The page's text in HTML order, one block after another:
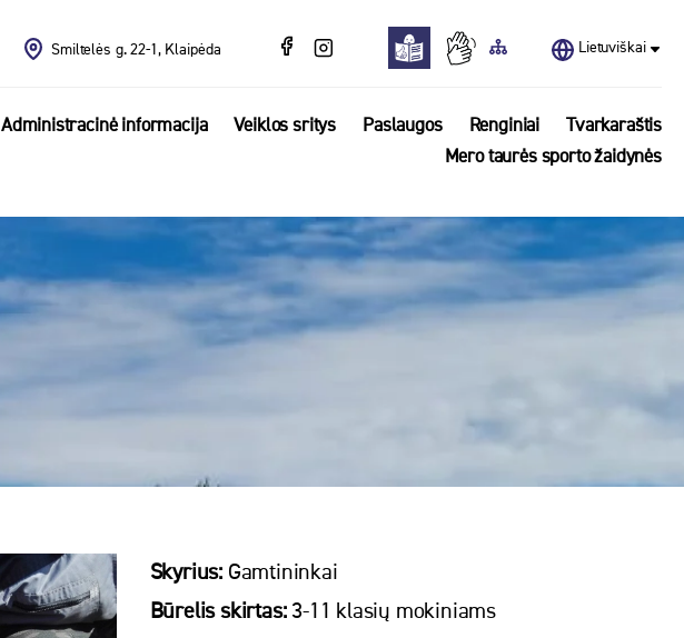
Smiltelės g. 22-1, Klaipėda Lietuviškai
Administracinė informacija Veiklos sritys Paslaugos Renginiai
Tvarkaraštis
Mero taurės sporto žaidynės
Skyrius:Gamtininkai
Būrelis skirtas:3-11 klasių mokiniams